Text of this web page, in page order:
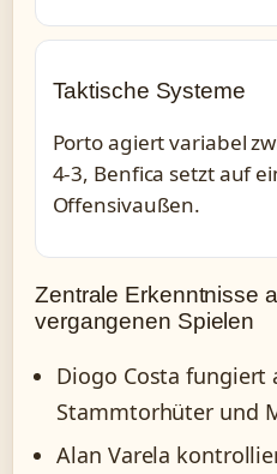
Taktische Systeme
Porto agiert variabel
4-3, Benfica setzt auf
Offensivaußen.
Zentrale Erkenntnisse
vergangenen Spielen
Diogo Costa
Stammtorhüter und
Alan Varela